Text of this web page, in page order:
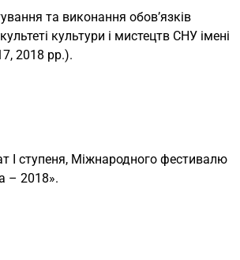
та виконання обов’язків
культури і мистецтв СНУ імені
2018 рр.).
І ступеня, Міжнародного фестивалю
– 2018».